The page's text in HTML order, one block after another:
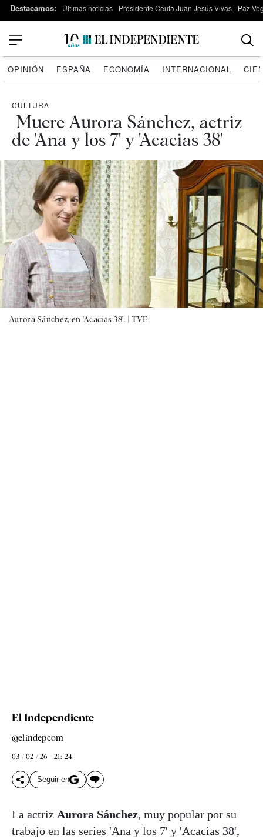
Destacamos: Últimas noticias Presidente Ceuta Juan Jesús Vivas Paz
OPINIÓN ESPAÑA ECONOMÍA INTERNACIONAL
CULTURA
Muere Aurora Sánchez, actriz
de 'Ana y los 7' y 'Acacias 38'
Aurora Sánchez, en 'Acacias 38'. | TVE
El Independiente
@elindepcom
03 / 02 / 26 - 21: 24
Seguir en
La actriz Aurora Sánchez, muy popular por su
trabajo en las series 'Ana y los 7' y 'Acacias 38',